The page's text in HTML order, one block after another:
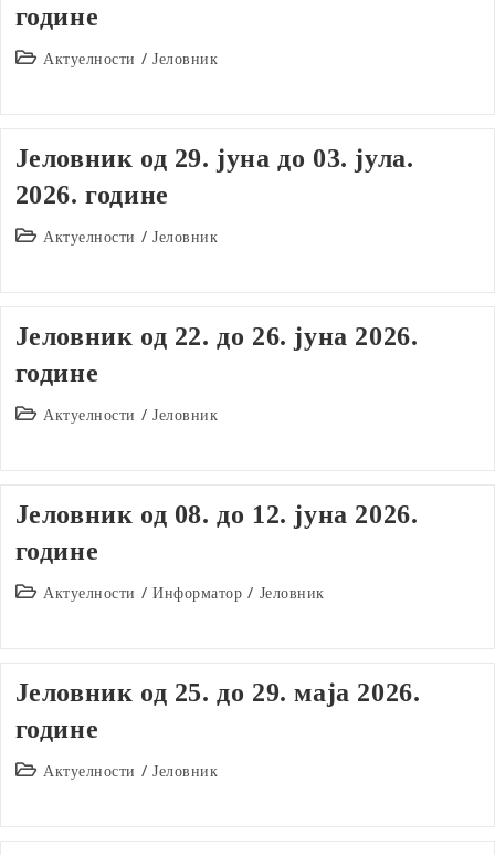
године
PostАктуелности / Јеловник
Јеловник од 29. јуна до 03. јула.
2026. године
PostАктуелности / Јеловник
Јеловник од 22. до 26. јуна 2026.
године
PostАктуелности / Јеловник
Јеловник од 08. до 12. јуна 2026.
године
PostАктуелности / Информатор / Јеловник
Јеловник од 25. до 29. маја 2026.
године
PostАктуелности / Јеловник